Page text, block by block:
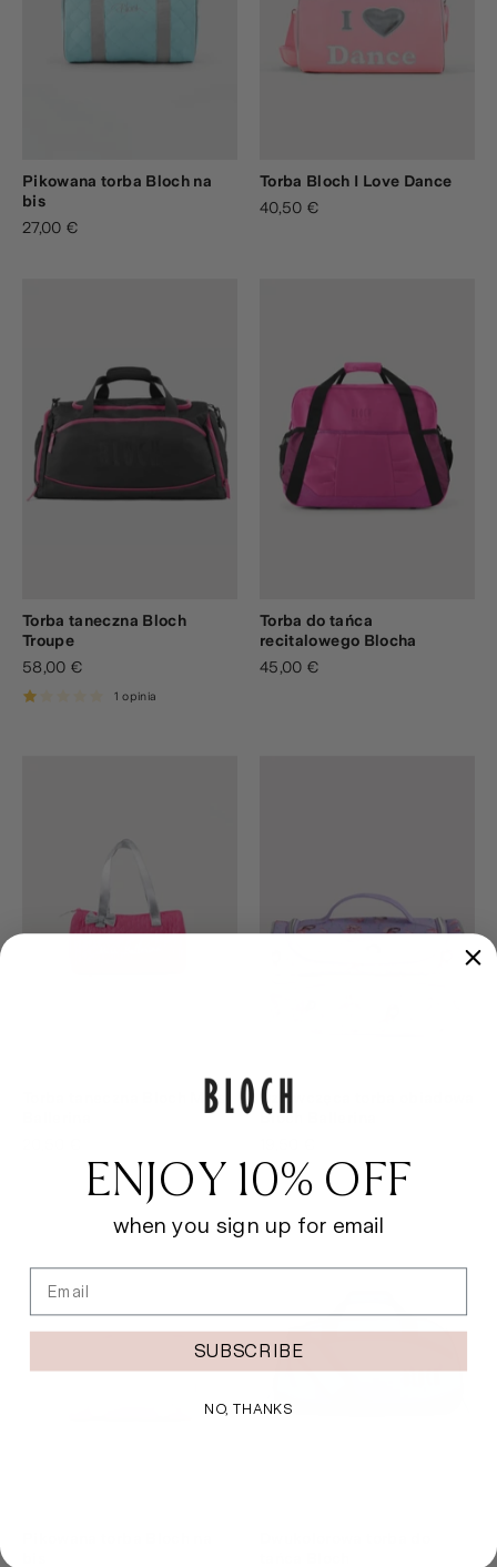
Pikowana torba Bloch na
bis
27,00 €
Torba Bloch I Love Dance
40,50 €
Torba taneczna Bloch
Troupe
58,00 €
1 opinia
Torba do tańca
recitalowego Blocha
45,00 €
Torba taneczna Bloch Miss
Dziewczęca torba obiadowa
Bloch Ballerina
ENJOY 10% OFF
when you sign up for email
Email
SUBSCRIBE
NO, THANKS